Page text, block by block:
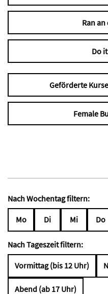
Ran
Do
Geförderte
Female
Nach Wochentag filtern:
Mo Di Mi Do
Nach Tageszeit filtern:
Vormittag (bis 12 Uhr)
Abend (ab 17 Uhr)